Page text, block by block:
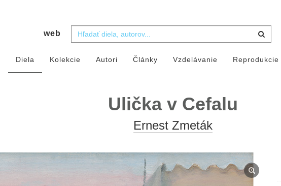
web
Diela Kolekcie Autori Články Vzdelávanie Reprodukcie
Ulička v Cefalu
Ernest Zmeták